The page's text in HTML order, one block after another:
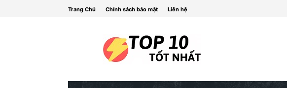
Trang Chủ Chính sách bảo mật Liên hệ